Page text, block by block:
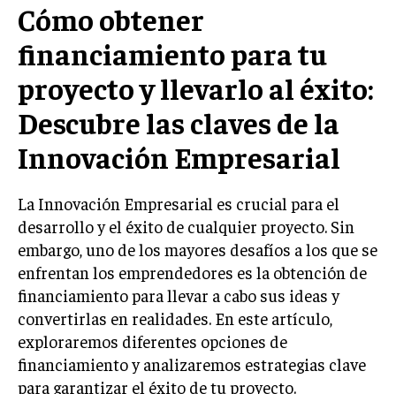
LIFESTYLE
ESTRATEGIAS DE MARKETING
AGENCIAS DE MARKETING
AGENCIAS DE POSICIONAMIENTO WEB SEO
VENTA DE ENLACES
MARKETING DIGITAL
Cómo obtener
financiamiento para tu
proyecto y llevarlo al éxito:
Descubre las claves de la
Innovación Empresarial
La Innovación Empresarial es crucial para el
desarrollo y el éxito de cualquier proyecto. Sin
embargo, uno de los mayores desafíos a los que se
enfrentan los emprendedores es la obtención de
financiamiento para llevar a cabo sus ideas y
convertirlas en realidades. En este artículo,
exploraremos diferentes opciones de
financiamiento y analizaremos estrategias clave
para garantizar el éxito de tu proyecto.